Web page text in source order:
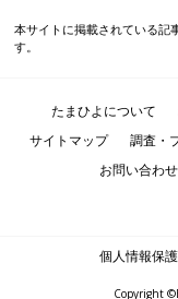
本サイトに掲載されている記
す。
たまひよについて
サイトマップ
調査・
お問い合わせ
個人情報保
Copyright